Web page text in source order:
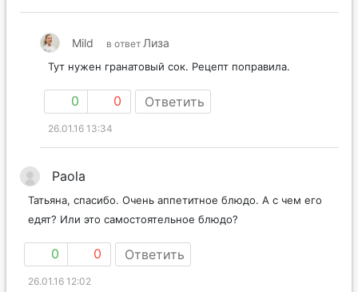
Mild в ответ Лиза
Тут нужен гранатовый сок. Рецепт поправила.
0 0 Ответить
26.01.16 13:34
Paola
Татьяна, спасибо. Очень аппетитное блюдо. А с чем его
едят? Или это самостоятельное блюдо?
0 0 Ответить
26.01.16 12:02